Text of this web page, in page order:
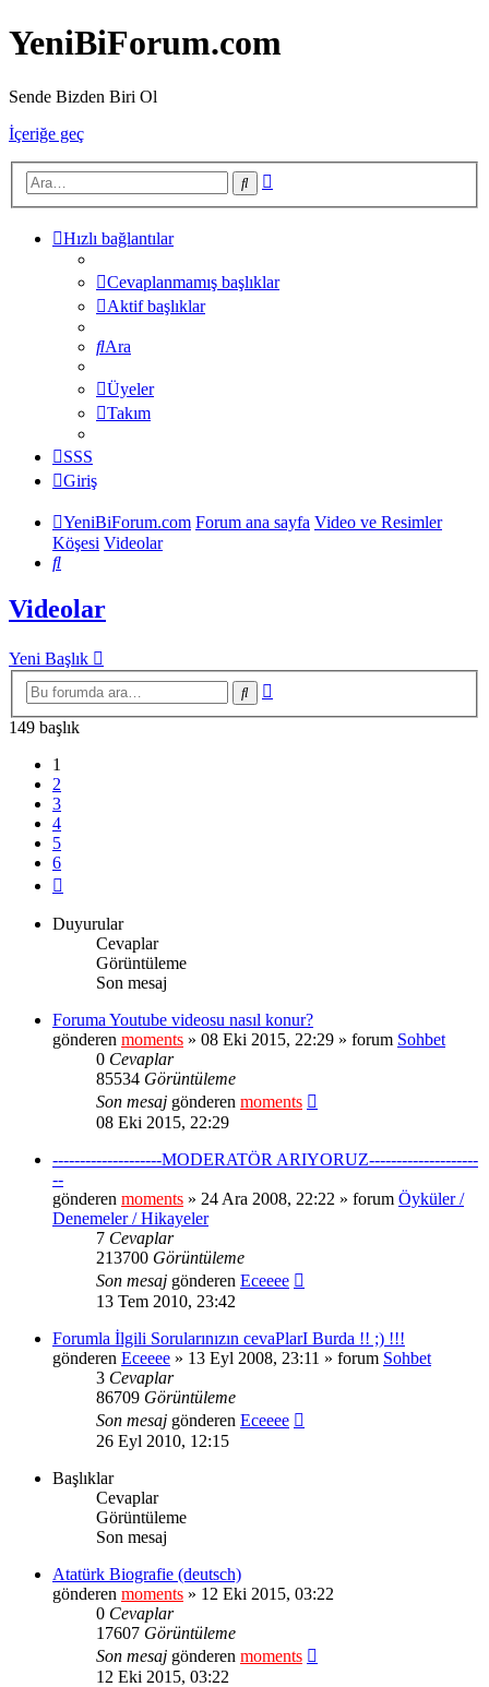
YeniBiForum.com
Sende Bizden Biri Ol
İçeriğe geç
Ara
Hızlı bağlantılar
Cevaplanmamış başlıklar
Aktif başlıklar
Ara
Üyeler
Takım
SSS
Giriş
YeniBiForum.com Forum ana sayfa Video ve Resimler
Köşesi Videolar
Ara
Videolar
Yeni Başlık
Ara
149 başlık
1
2
3
4
5
6
Duyurular
Cevaplar
Görüntüleme
Son mesaj
Foruma Youtube videosu nasıl konur?
gönderen moments » 08 Eki 2015, 22:29 » forum Sohbet
0 Cevaplar
85534 Görüntüleme
Son mesaj gönderen moments
08 Eki 2015, 22:29
--------------------MODERATÖR ARIYORUZ--------------------
--
gönderen moments » 24 Ara 2008, 22:22 » forum Öyküler /
Denemeler / Hikayeler
7 Cevaplar
213700 Görüntüleme
Son mesaj gönderen Eceeee
13 Tem 2010, 23:42
Forumla İlgili Sorularınızın cevaPlarI Burda !! ;) !!!
gönderen Eceeee » 13 Eyl 2008, 23:11 » forum Sohbet
3 Cevaplar
86709 Görüntüleme
Son mesaj gönderen Eceeee
26 Eyl 2010, 12:15
Başlıklar
Cevaplar
Görüntüleme
Son mesaj
Atatürk Biografie (deutsch)
gönderen moments » 12 Eki 2015, 03:22
0 Cevaplar
17607 Görüntüleme
Son mesaj gönderen moments
12 Eki 2015, 03:22